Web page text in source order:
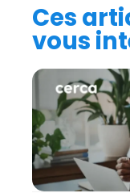
Ces
vous